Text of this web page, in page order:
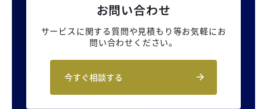
お問い合わせ
サービスに関する質問や見積もり等お気軽にお
問い合わせください。
今すぐ相談する